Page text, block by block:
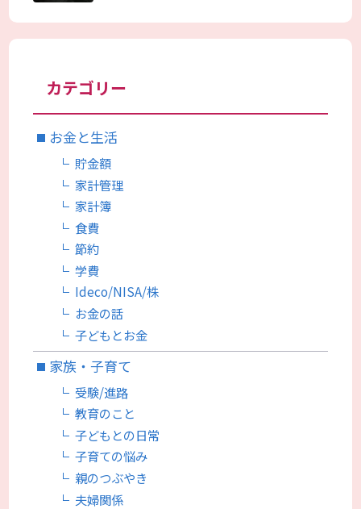
カテゴリー
お金と生活
貯金額
家計管理
家計簿
食費
節約
学費
Ideco/NISA/株
お金の話
子どもとお金
家族・子育て
受験/進路
教育のこと
子どもとの日常
子育ての悩み
親のつぶやき
夫婦関係